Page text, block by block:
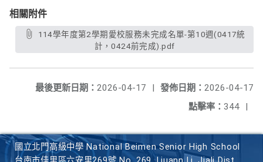
相關附件
計，0424前完成).pdf
發佈日期： 2026-04-17
最後更新日期： 2026-04-17
|
點擊率： 344 |
國立北門高級中學 National Beimen Senior High School